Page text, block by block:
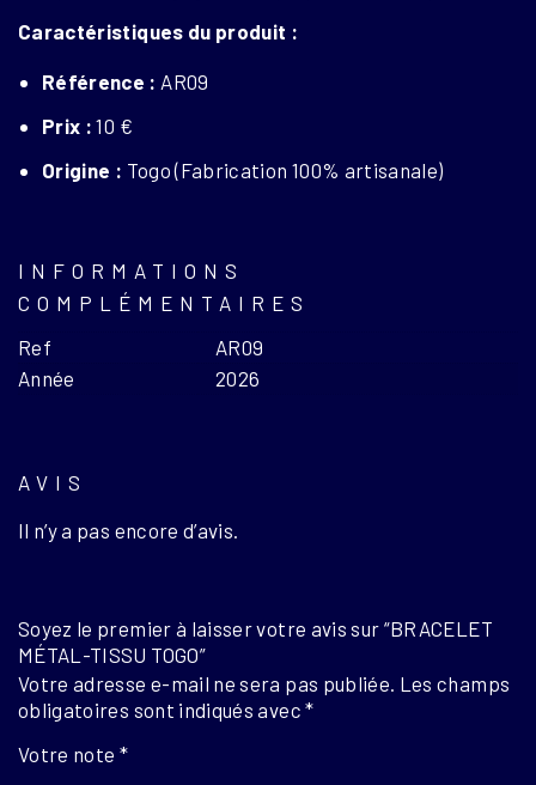
Caractéristiques du produit :
Référence : AR09
Prix : 10 €
Origine : Togo (Fabrication 100% artisanale)
INFORMATIONS
COMPLÉMENTAIRES
Ref
AR09
Année
2026
AVIS
Il n’y a pas encore d’avis.
Soyez le premier à laisser votre avis sur “BRACELET
MÉTAL-TISSU TOGO”
Votre adresse e-mail ne sera pas publiée. Les champs
obligatoires sont indiqués avec*
Votre note *